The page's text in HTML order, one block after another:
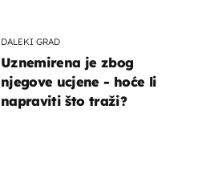
DALEKI GRAD
Uznemirena je zbog
njegove ucjene - hoće li
napraviti što traži?